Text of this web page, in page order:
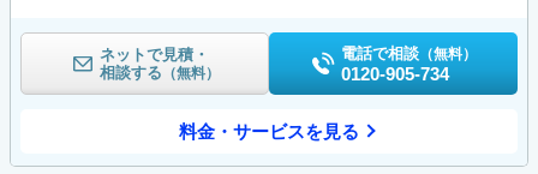
ネットで見積・
相談する （無料）
電話で相談 （無料）
0120-905-734
料金・サービスを見る